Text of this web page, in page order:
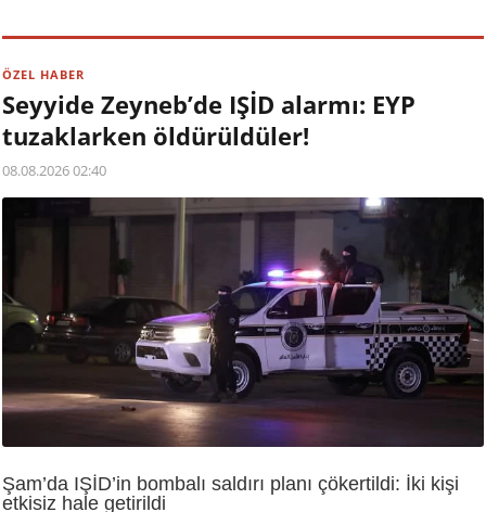
ÖZEL HABER
Seyyide Zeyneb’de IŞİD alarmı: EYP
tuzaklarken öldürüldüler!
08.08.2026 02:40
Şam’da IŞİD’in bombalı saldırı planı çökertildi: İki kişi
etkisiz hale getirildi